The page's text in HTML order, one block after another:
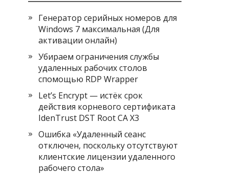
Генератор серийных номеров для
Windows 7 максимальная (Для
активации онлайн)
Убираем ограничения службы
удаленных рабочих столов
спомощью RDP Wrapper
Let’s Encrypt — истёк срок
действия корневого сертификата
IdenTrust DST Root CA X3
Ошибка «Удаленный сеанс
отключен, поскольку отсутствуют
клиентские лицензии удаленного
рабочего стола»